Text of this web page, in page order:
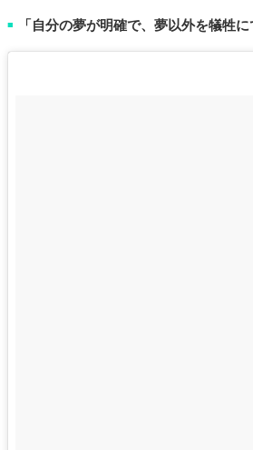
■ 「自分の夢が明確で、夢以外を犠牲に